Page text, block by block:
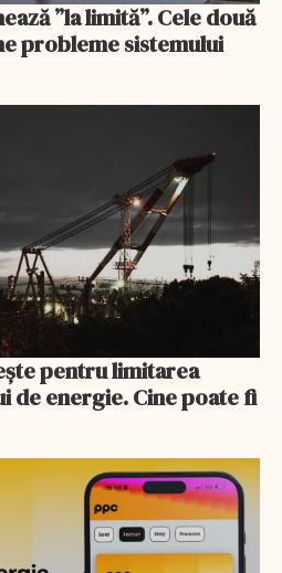
”la limită”. Cele două
probleme sistemului
pentru limitarea
de energie. Cine poate fi